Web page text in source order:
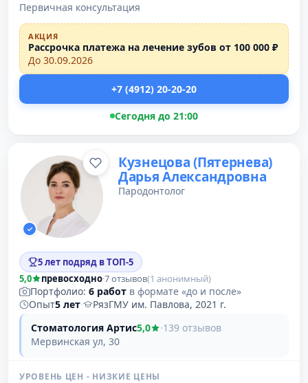
Первичная консультация
АКЦИЯ
Рассрочка платежа на лечение зубов от 100 000 ₽
До 30.09.2026
+7 (4912) 20-20-20
Сегодня до 21:00
Кузнецова (Пятернева)
Дарья Александровна
Пародонтолог
5 лет подряд в ТОП-5
5,0
превосходно·7 отзывов(1 анонимный)
Портфолио: 6 работ в формате «до и после»
Опыт5 лет·
РязГМУ им. Павлова, 2021 г.
Стоматология Артис5,0 ·139 отзывов
Мервинская ул, 30
УРОВЕНЬ ЦЕН - НИЗКИЕ ЦЕНЫ